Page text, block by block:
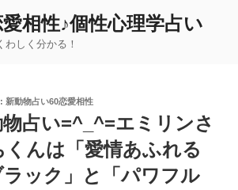
相性♪個性心理学占い
しく分かる！
新動物占い60恋愛相性
占い=^_^=エミリンさ
んは「愛情あふれる
ラック」と「パワフル